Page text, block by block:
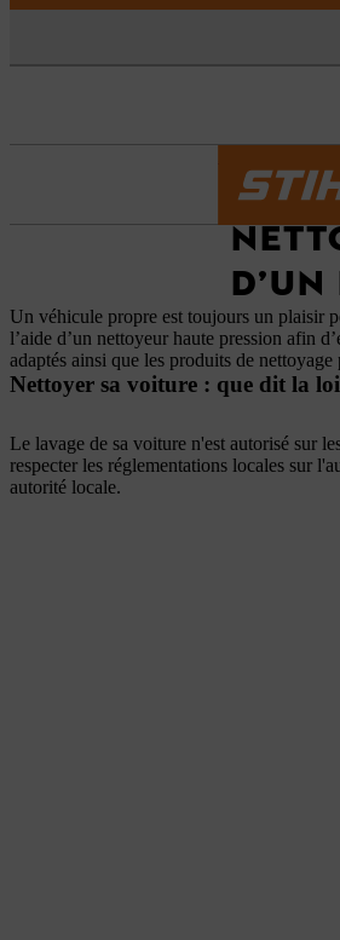
Un véhicule propre est toujours un plaisir
l’aide d’un nettoyeur haute pression afin
adaptés ainsi que les produits de
Nettoyer sa voiture : que dit la
Le lavage de sa voiture n'est autorisé sur
respecter les réglementations locales sur
autorité locale.